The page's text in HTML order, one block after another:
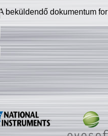
A beküldendő dokumentum